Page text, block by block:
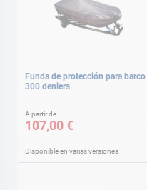
Funda de protección para barco
300 deniers
A partir de
107,00 €
Disponible en varias versiones